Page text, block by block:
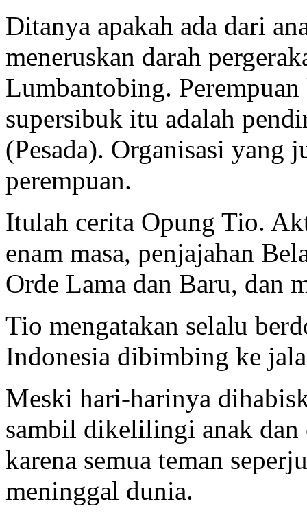
Ditanya apakah ada dari
meneruskan darah
Lumbantobing.
supersibuk itu adalah
(Pesada). Organisasi yang
perempuan.
Itulah cerita Opung Tio.
enam masa, penjajahan
Orde Lama dan Baru, dan
Tio mengatakan selalu
Indonesia dibimbing ke
Meski hari-harinya
sambil dikelilingi anak dan
karena semua teman
meninggal dunia.